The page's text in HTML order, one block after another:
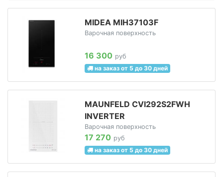
MIDEA MIH37103F
Варочная поверхность
16 300 руб
на заказ от 5 до 30 дней
MAUNFELD CVI292S2FWH
INVERTER
Варочная поверхность
17 270 руб
на заказ от 5 до 30 дней